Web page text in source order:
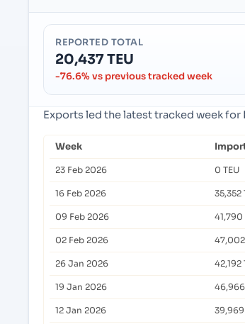
REPORTED TOTAL
20,437 TEU
-76.6% vs previous tracked week
Exports led the latest tracked week for
Week
23 Feb 2026 0 TEU
16 Feb 2026 35,352
09 Feb 2026 41,790
02 Feb 2026 47,002
26 Jan 2026 42,192
19 Jan 2026 46,966
12 Jan 2026 39,969